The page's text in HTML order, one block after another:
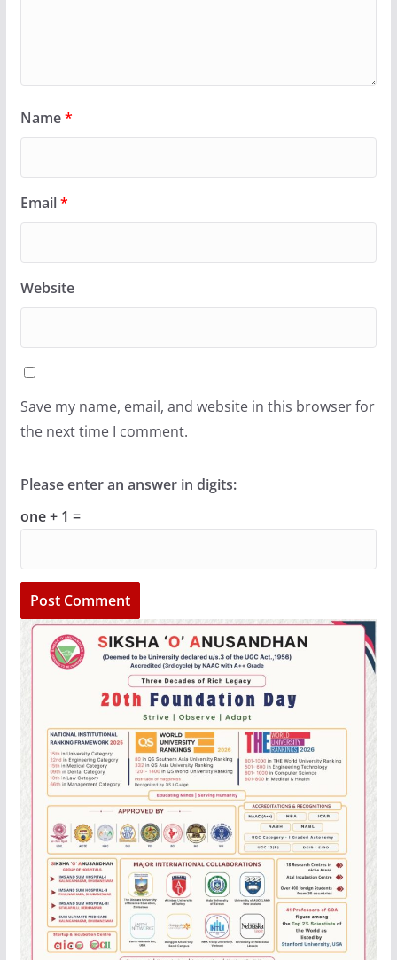
Name*
Email*
Website
Save my name, email, and website in this browser for
the next time I comment.
Please enter an answer in digits:
one + 1 =